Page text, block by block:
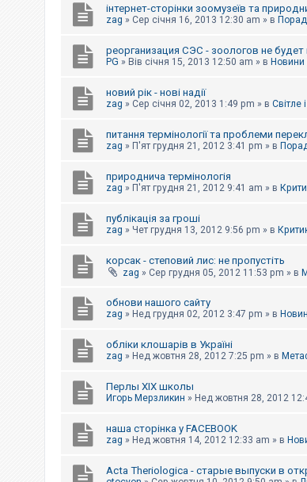
інтернет-сторінки зоомузеїв та
zag » Сер січня 16, 2013 12:30 am » в
реорганизация СЭС - зоологов не
PG » Вів січня 15, 2013 12:50 am » в Новини
новий рік - нові надії
zag » Сер січня 02, 2013 1:49 pm » в Світле
питання термінології та проблеми
zag » П'ят грудня 21, 2012 3:41 pm » в
природнича термінологія
zag » П'ят грудня 21, 2012 9:41 am » в
публікація за гроші
zag » Чет грудня 13, 2012 9:56 pm » в
корсак - степовий лис: не пропустіть
zag » Сер грудня 05, 2012 11:53 pm » в
обнови нашого сайту
zag » Нед грудня 02, 2012 3:47 pm » в
обліки клошарів в Україні
zag » Нед жовтня 28, 2012 7:25 pm » в
Перлы ХІХ школы
Игорь Мерзликин » Нед жовтня 28, 2012
наша сторінка у FACEBOOK
zag » Нед жовтня 14, 2012 12:33 am » в
Acta Theriologica - старые выпуски в